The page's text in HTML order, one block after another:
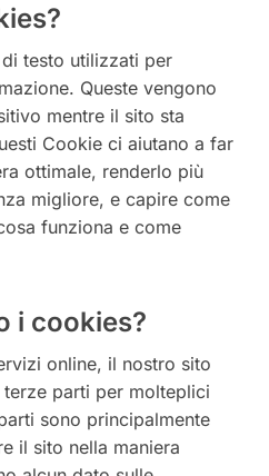
testo utilizzati per
Queste vengono
mentre il sito sta
Cookie ci aiutano a far
ottimale, renderlo più
migliore, e capire come
funziona e come
i cookies?
online, il nostro sito
parti per molteplici
sono principalmente
il sito nella maniera